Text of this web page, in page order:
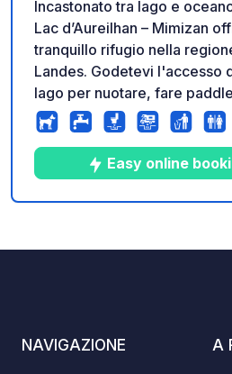
Incastonato tra lago e
Lac d’Aureilhan – Mimizan
tranquillo rifugio nella
Landes. Godetevi l'accesso
lago per nuotare, fare
e andare in canoa, oppure
vicine spiagge atlantiche.
in spaziose piazzole immerse
natura e rilassatevi con
all'insegna della natura. Il
Easy online
NAVIGAZIONE A